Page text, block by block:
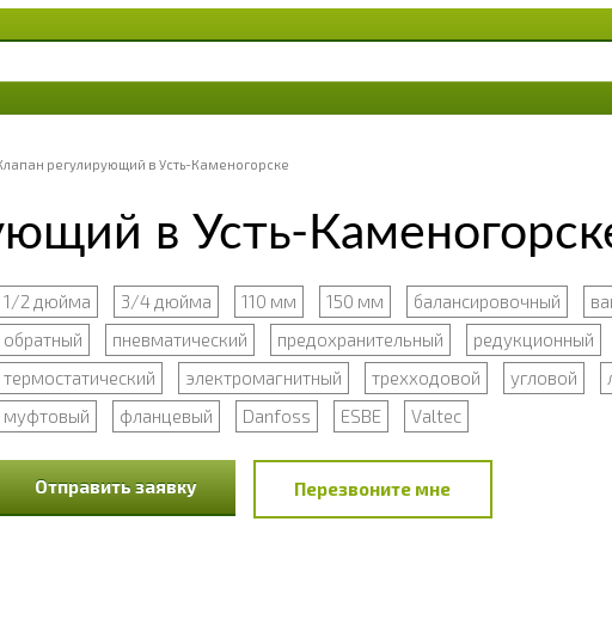
регулирующий в Усть-Каменогорске
в Усть-
1/2 дюйма 3/4 дюйма 110 мм 150 мм балансировочный
обратный
пневматический предохранительный редукционный
термостатический
электромагнитный трехходовой угловой
муфтовый
фланцевый Danfoss ESBE Valtec
Отправить заявку Перезвоните мне